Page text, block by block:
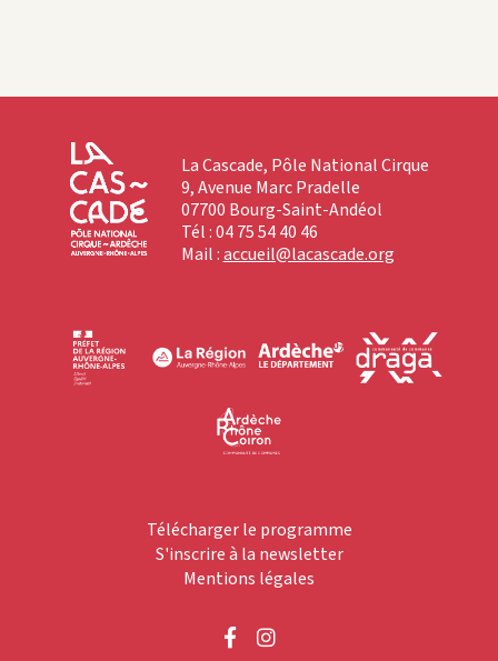
La Cascade, Pôle National Cirque
9, Avenue Marc Pradelle
07700 Bourg-Saint-Andéol
Tél : 04 75 54 40 46
Mail :accueil@lacascade.org
Télécharger le programme
S'inscrire à la newsletter
Mentions légales